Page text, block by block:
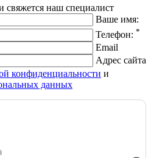
наш специалист
Ваше имя:
Телефон: *
Email
Адрес сайта
конфиденциальности и
данных